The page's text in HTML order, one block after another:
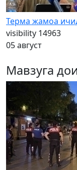
Терма жамоа
visibility 14963
05 август
Мавзуга